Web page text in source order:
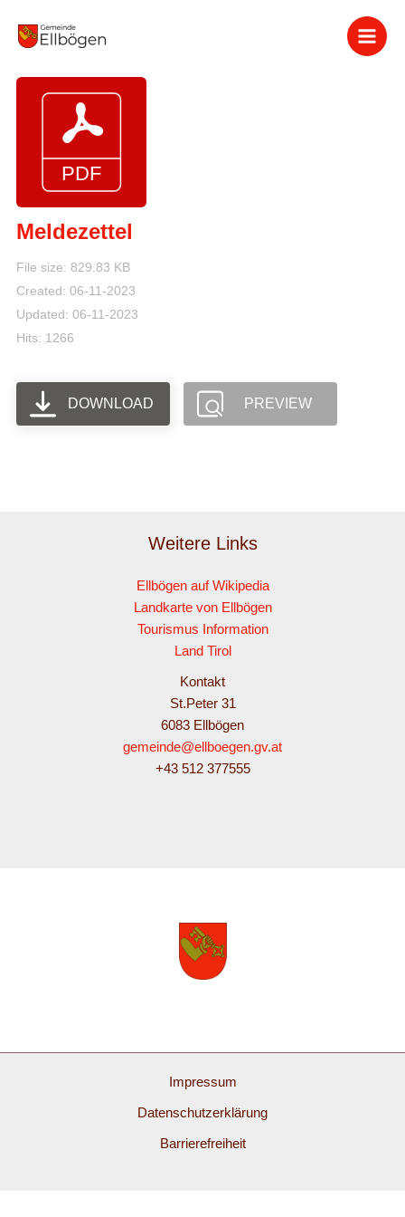
Inhalt
Meldezettel
File size: 829.83 KB
Created: 06-11-2023
Updated: 06-11-2023
Hits: 1266
DOWNLOAD PREVIEW
Weitere Links
Ellbögen auf Wikipedia
Landkarte von Ellbögen
Tourismus Information
Land Tirol
Kontakt
St.Peter 31
6083 Ellbögen
gemeinde@ellboegen.gv.at
+43 512 377555
Impressum
Datenschutzerklärung
Barrierefreiheit